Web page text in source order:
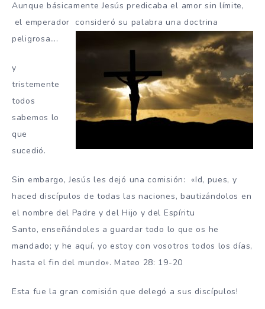
Aunque básicamente Jesús predicaba el amor sin límite,
el emperador consideró su palabra una doctrina
peligrosa….
y
tristemente
todos
sabemos lo
que
sucedió.
Sin embargo, Jesús les dejó una comisión: «Id, pues, y
haced discípulos de todas las naciones, bautizándolos en
el nombre del Padre y del Hijo y del Espíritu
Santo, enseñándoles a guardar todo lo que os he
mandado; y he aquí, yo estoy con vosotros todos los días,
hasta el fin del mundo». Mateo 28: 19-20
Esta fue la gran comisión que delegó a sus discípulos!